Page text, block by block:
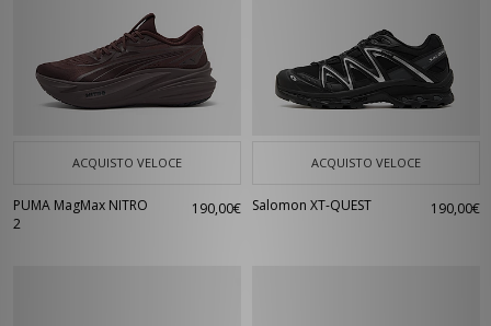
ACQUISTO VELOCE
PUMA MagMax NITRO
2
190,00€
ACQUISTO VELOCE
Salomon XT-QUEST 190,00€